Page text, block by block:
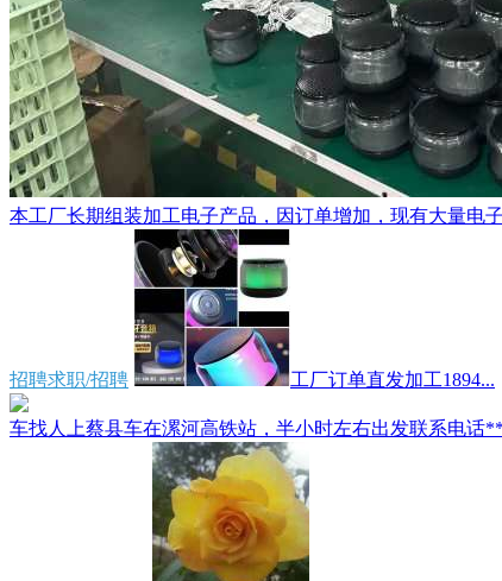
本工厂长期组装加工电子产品，因订单增加，现有大量电
招聘求职/招聘 工厂订单直发加工1894...
车找人上蔡县车在漯河高铁站，半小时左右出发联系电话